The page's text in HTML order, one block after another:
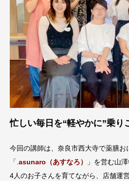
忙しい毎日を“軽やかに”乗り
今回の講師は、奈良市西大寺で薬膳お
「. asunaro（あすなろ）
」を営む山
4人のお子さんを育てながら、店舗運